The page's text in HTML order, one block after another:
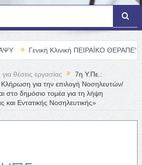
Κλινική ΠΕΙΡΑΪΚΟ ΘΕΡΑΠΕΥΤΗΡΙΟ Α.
θέσεις εργασίας
7η Υ.Πε.:
για την επιλογή Νοσηλευτών/
στο δημόσιο τομέα για τη λήψη
και Εντατικής Νοσηλευτικής»